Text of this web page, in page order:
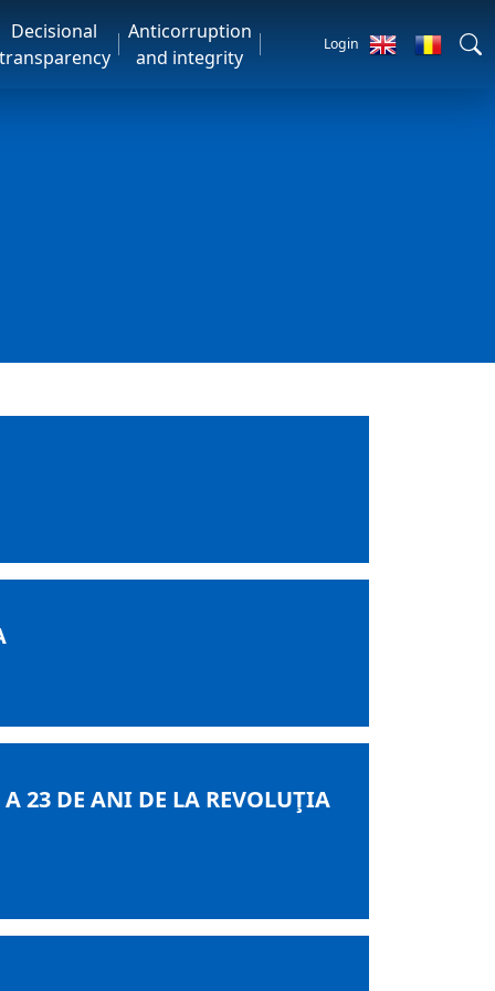
Decisional
transparency
Anticorruption
and integrity
Login
23 DE ANI DE LA REVOLUŢIA